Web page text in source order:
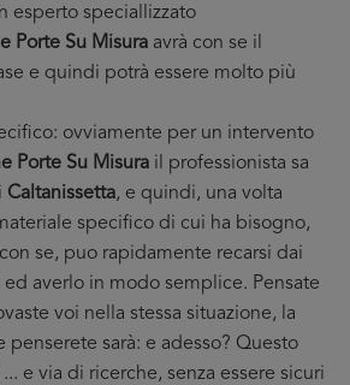
esperto speciallizzato
Porte Su Misura avrà con se il
e quindi potrà essere molto più
ovviamente per un intervento
Porte Su Misura il professionista sa
Caltanissetta, e quindi, una volta
specifico di cui ha bisogno,
se, puo rapidamente recarsi dai
averlo in modo semplice. Pensate
voi nella stessa situazione, la
penserete sarà: e adesso? Questo
e via di ricerche, senza essere sicuri